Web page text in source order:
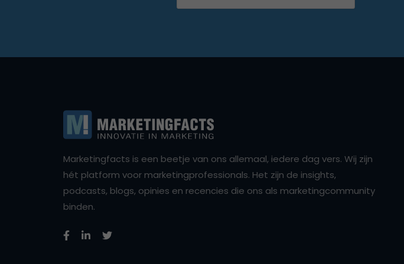
Marketingfacts is een beetje van ons allemaal, iedere dag vers. Wij zijn
hét platform voor marketingprofessionals. Het zijn de insights,
podcasts, blogs, opinies en recencies die ons als marketingcommunity
binden.